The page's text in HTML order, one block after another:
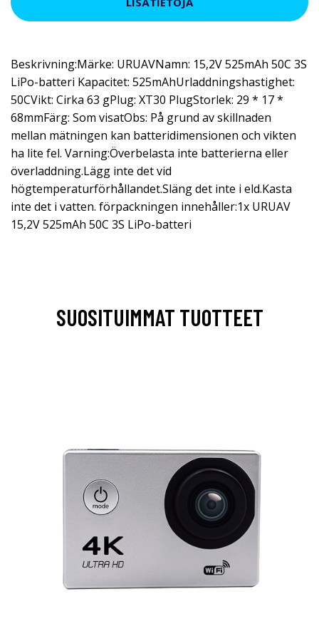
Beskrivning:Märke: URUAVNamn: 15,2V 525mAh 50C 3S
LiPo-batteri Kapacitet: 525mAhUrladdningshastighet:
50CVikt: Cirka 63 gPlug: XT30 PlugStorlek: 29 * 17 *
68mmFärg: Som visatObs: På grund av skillnaden
mellan mätningen kan batteridimensionen och vikten
ha lite fel. Varning:Överbelasta inte batterierna eller
överladdning.Lägg inte det vid
högtemperaturförhållandet.Släng det inte i eld.Kasta
inte det i vatten. förpackningen innehåller:1x URUAV
15,2V 525mAh 50C 3S LiPo-batteri
SUOSITUIMMAT TUOTTEET